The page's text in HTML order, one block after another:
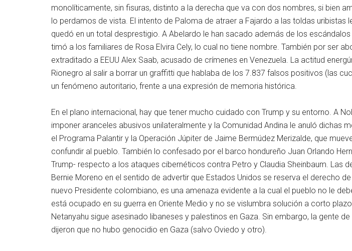
monolíticamente, sin fisuras, distinto a la derecha que va con dos nombres, si bien
lo perdamos de vista. El intento de Paloma de atraer a Fajardo a las toldas uribistas
quedó en un total desprestigio. A Abelardo le han sacado además de los escándalos
timó a los familiares de Rosa Elvira Cely, lo cual no tiene nombre. También por ser
extraditado a EEUU Alex Saab, acusado de crímenes en Venezuela. La actitud
Rionegro al salir a borrar un graffitti que hablaba de los 7.837 falsos positivos (las
un fenómeno autoritario, frente a una expresión de memoria histórica.
En el plano internacional, hay que tener mucho cuidado con Trump y su entorno. A
imponer aranceles abusivos unilateralmente y la Comunidad Andina le anuló dichas
el Programa Palantir y la Operación Júpiter de Jaime Bermúdez Merizalde, que
confundir al pueblo. También lo confesado por el barco hondureño Juan Orlando
Trump- respecto a los ataques cibernéticos contra Petro y Claudia Sheinbaum. Las
Bernie Moreno en el sentido de advertir que Estados Unidos se reserva el derecho
nuevo Presidente colombiano, es una amenaza evidente a la cual el pueblo no le
está ocupado en su guerra en Oriente Medio y no se vislumbra solución a corto
Netanyahu sigue asesinado libaneses y palestinos en Gaza. Sin embargo, la gente
dijeron que no hubo genocidio en Gaza (salvo Oviedo y otro).